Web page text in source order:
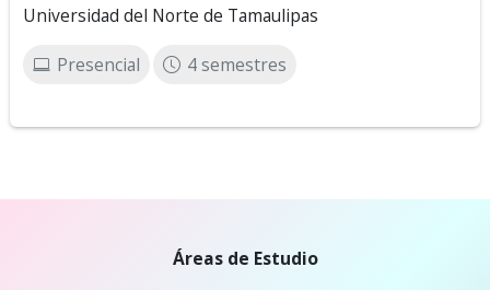
Universidad del Norte de Tamaulipas
Presencial 4 semestres
Áreas de Estudio